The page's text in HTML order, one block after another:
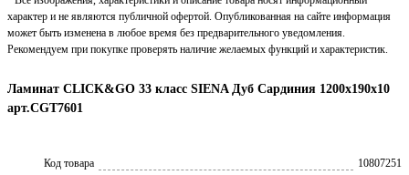
Ламинат CLICK&GO 33 класс SIENA Дуб Сардиния 1200х190х10
арт.CGT7601
Код товара
10807251
характер и не являются публичной офертой. Опубликованная на сайте информация
может быть изменена в любое время без предварительного уведомления.
Рекомендуем при покупке проверять наличие желаемых функций и характеристик.